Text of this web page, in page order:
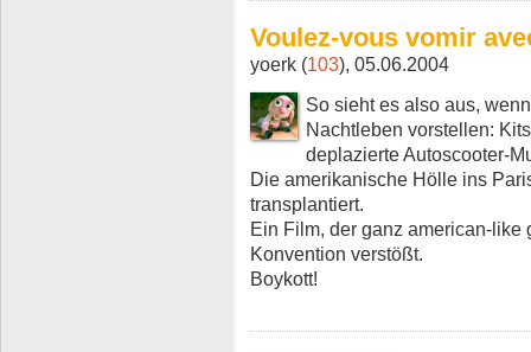
Voulez-vous vomir
yoerk (103), 05.06.2004
So sieht es also aus,
Nachtleben vorstellen:
deplazierte Autoscooter-
Die amerikanische Hölle ins
transplantiert.
Ein Film, der ganz american-
Konvention verstößt.
Boykott!